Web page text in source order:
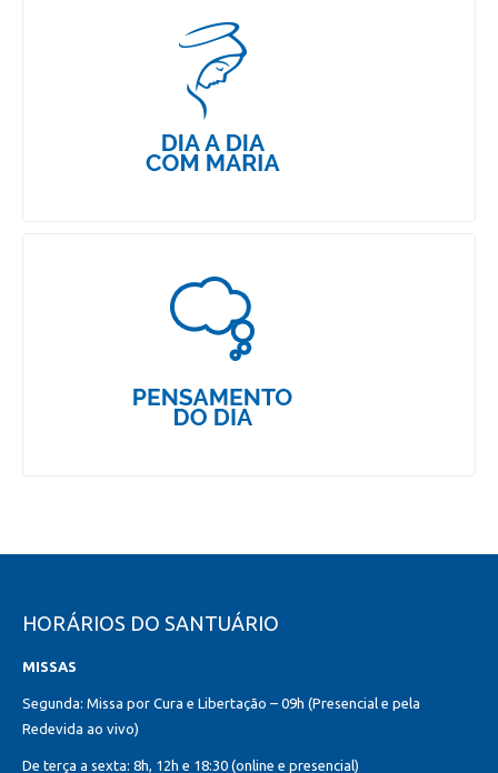
HORÁRIOS DO SANTUÁRIO
MISSAS
Segunda: Missa por Cura e Libertação – 09h (Presencial e pela
Redevida ao vivo)
De terça a sexta: 8h, 12h e 18:30 (online e presencial)